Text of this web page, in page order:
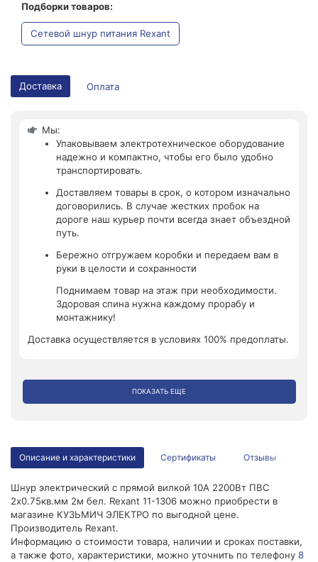
Подборки товаров:
Сетевой шнур питания Rexant
Доставка Оплата
Мы:
Упаковываем электротехническое оборудование
надежно и компактно, чтобы его было удобно
транспортировать.
Доставляем товары в срок, о котором изначально
договорились. В случае жестких пробок на
дороге наш курьер почти всегда знает объездной
путь.
Бережно отгружаем коробки и передаем вам в
руки в целости и сохранности
Поднимаем товар на этаж при необходимости.
Здоровая спина нужна каждому прорабу и
монтажнику!
Доставка осуществляется в условиях 100% предоплаты.
ПОКАЗАТЬ ЕЩЕ
Описание и характеристики Сертификаты Отзывы
Шнур электрический с прямой вилкой 10А 2200Вт ПВС
2х0.75кв.мм 2м бел. Rexant 11-1306 можно приобрести в
магазине КУЗЬМИЧ ЭЛЕКТРО по выгодной цене.
Производитель Rexant.
Информацию о стоимости товара, наличии и сроках поставки,
а также фото, характеристики, можно уточнить по телефону 8